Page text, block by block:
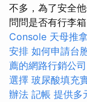
不多，為了安全
問問是否有行李
Console 天母推
安排 如何申請台
薦的網路行銷公司
選擇 玻尿酸填充
辦法 記帳 提供多